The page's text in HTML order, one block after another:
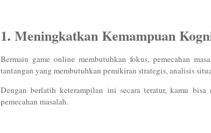
1. Meningkatkan Kemampuan
Bermain game online membutuhkan fokus, pemecahan
tantangan yang membutuhkan pemikiran strategis, analisis
Dengan berlatih keterampilan ini secara teratur, kamu
pemecahan masalah.